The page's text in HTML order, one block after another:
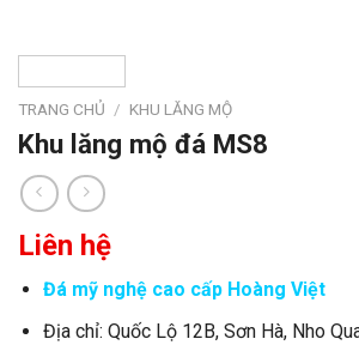
TRANG CHỦ / KHU LĂNG MỘ
Khu lăng mộ đá MS8
Liên hệ
Đá mỹ nghệ cao cấp Hoàng Việt
Địa chỉ: Quốc Lộ 12B, Sơn Hà, Nho